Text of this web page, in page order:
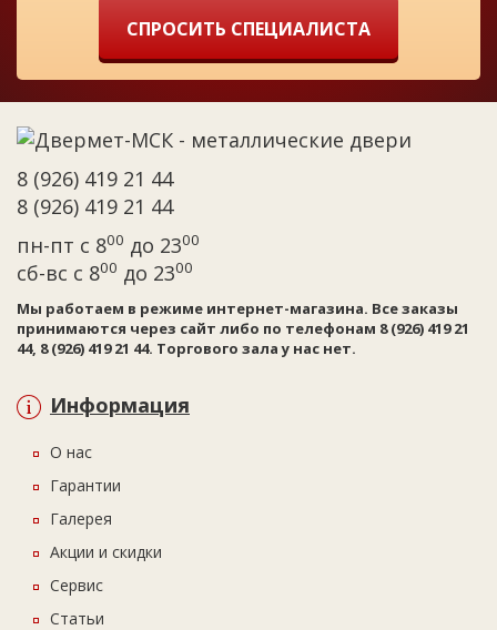
СПРОСИТЬ СПЕЦИАЛИСТА
8 (926) 419 21 44
8 (926) 419 21 44
пн-пт с 800 до 2300
сб-вс с 800 до 2300
Мы работаем в режиме интернет-магазина. Все заказы
принимаются через сайт либо по телефонам 8 (926) 419 21
44, 8 (926) 419 21 44. Торгового зала у нас нет.
Информация
О нас
Гарантии
Галерея
Акции и скидки
Сервис
Статьи